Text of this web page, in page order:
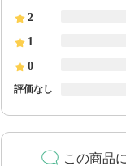
2
1
0
評価なし
この商品